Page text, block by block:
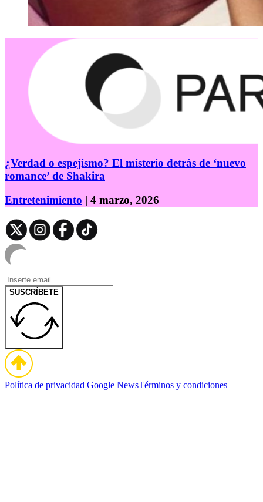
¿Verdad o espejismo? El misterio detrás de ‘nuevo
romance’ de Shakira
Entretenimiento | 4 marzo, 2026
SUSCRÍBETE
Política de privacidad Google NewsTérminos y condiciones